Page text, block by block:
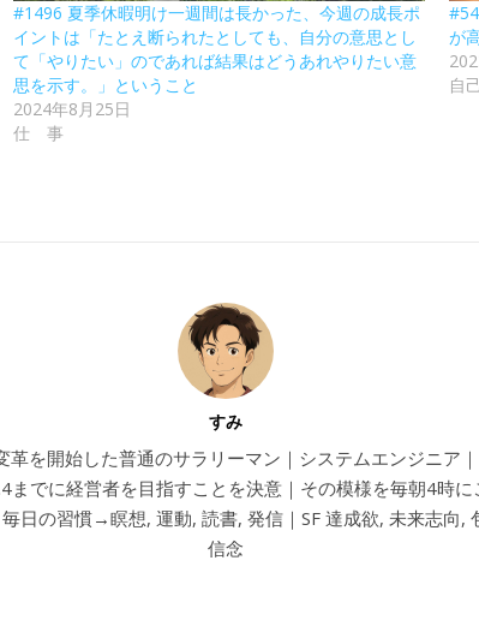
#1496 夏季休暇明け一週間は長かった、今週の成長ポ
イントは「たとえ断られたとしても、自分の意思とし
て「やりたい」のであれば結果はどうあれやりたい意
思を示す。」ということ
2024年8月25日
仕 事
が
自
すみ
革を開始した普通のサラリーマン｜システムエンジニア
までに経営者を目指すことを決意｜その模様を毎朝4時に
日の習慣→瞑想, 運動, 読書, 発信｜SF 達成欲, 未来志向,
信念